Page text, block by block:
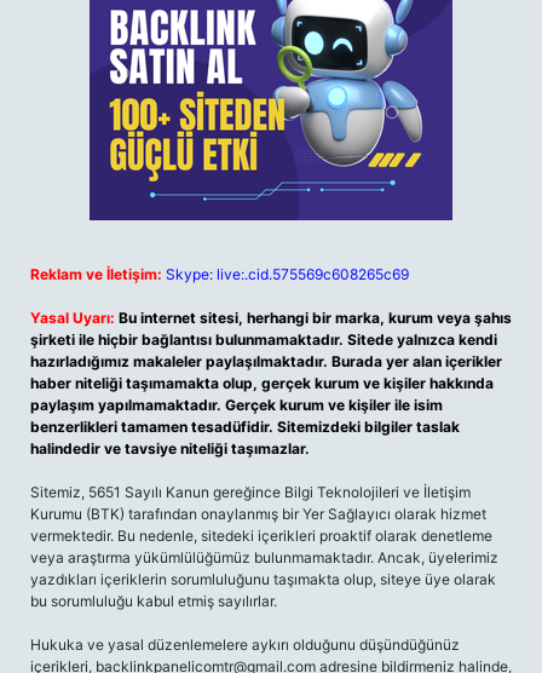
Reklam ve İletişim: Skype: live:.cid.575569c608265c69
Yasal Uyarı: Bu internet sitesi, herhangi bir marka, kurum veya şahıs
şirketi ile hiçbir bağlantısı bulunmamaktadır. Sitede yalnızca kendi
hazırladığımız makaleler paylaşılmaktadır. Burada yer alan içerikler
haber niteliği taşımamakta olup, gerçek kurum ve kişiler hakkında
paylaşım yapılmamaktadır. Gerçek kurum ve kişiler ile isim
benzerlikleri tamamen tesadüfidir. Sitemizdeki bilgiler taslak
halindedir ve tavsiye niteliği taşımazlar.
Sitemiz, 5651 Sayılı Kanun gereğince Bilgi Teknolojileri ve İletişim
Kurumu (BTK) tarafından onaylanmış bir Yer Sağlayıcı olarak hizmet
vermektedir. Bu nedenle, sitedeki içerikleri proaktif olarak denetleme
veya araştırma yükümlülüğümüz bulunmamaktadır. Ancak, üyelerimiz
yazdıkları içeriklerin sorumluluğunu taşımakta olup, siteye üye olarak
bu sorumluluğu kabul etmiş sayılırlar.
Hukuka ve yasal düzenlemelere aykırı olduğunu düşündüğünüz
içerikleri, backlinkpanelicomtr@gmail.com adresine bildirmeniz halinde,